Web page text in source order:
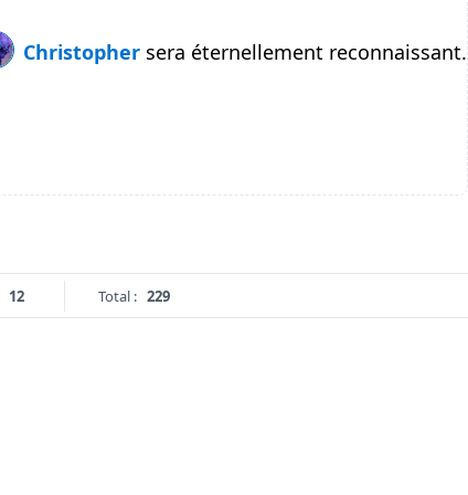
Christopher sera éternellement reconnaissant.
12 Total : 229